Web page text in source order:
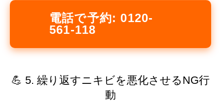
電話で予約: 0120-
561-118
💪 5. 繰り返すニキビを悪化させるNG行
動